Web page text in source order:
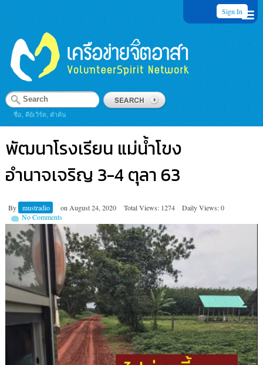
Sign In
ชื่อ, คีย์เวิร์ด, คำค้น
พัฒนาโรงเรียน แม่น้ำโขง
อำนาจเจริญ 3-4 ตุลา 63
By mustradio on August 24, 2020 Total Views: 1274
Daily Views: 0
No Comments